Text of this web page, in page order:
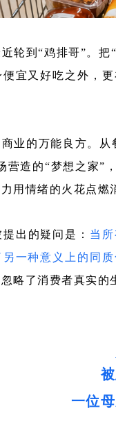
轮到“鸡排哥”。
宜又好吃之外，
业的万能良方。
营造的“梦想之家
用情绪的火花点燃
出的疑问是： 当
一种意义上的同质
略了消费者真实的
一位